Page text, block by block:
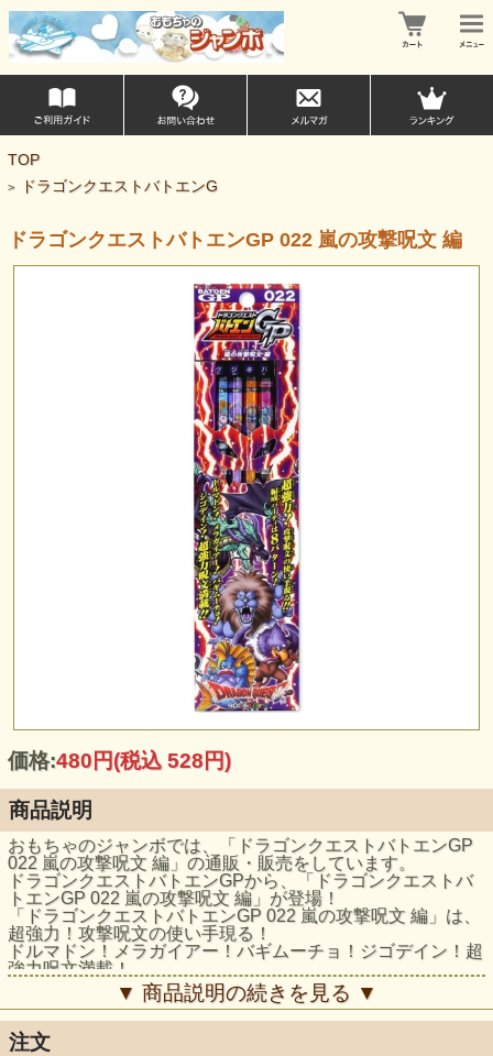
TOP
> ドラゴンクエストバトエンG
ドラゴンクエストバトエンGP 022 嵐の攻撃呪文 編
価格:480円(税込 528円)
商品説明
おもちゃのジャンボでは、「ドラゴンクエストバトエンGP
022 嵐の攻撃呪文 編」の通販・販売をしています。
ドラゴンクエストバトエンGPから、「ドラゴンクエストバ
トエンGP 022 嵐の攻撃呪文 編」が登場！
「ドラゴンクエストバトエンGP 022 嵐の攻撃呪文 編」は、
超強力！攻撃呪文の使い手現る！
ドルマドン！メラガイアー！バギムーチョ！ジゴデイン！超
強力呪文満載！
▼ 商品説明の続きを見る ▼
注文